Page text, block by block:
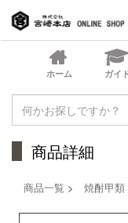
商品詳細
商品一覧 > 焼酎甲類